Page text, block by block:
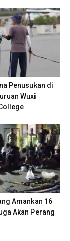
Penusukan di
Wuxi
Amankan 16
Akan Perang